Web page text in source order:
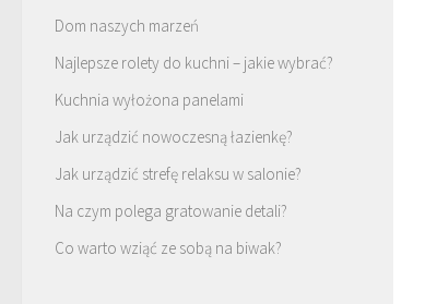
Dom naszych marzeń
Najlepsze rolety do kuchni – jakie wybrać?
Kuchnia wyłożona panelami
Jak urządzić nowoczesną łazienkę?
Jak urządzić strefę relaksu w salonie?
Na czym polega gratowanie detali?
Co warto wziąć ze sobą na biwak?